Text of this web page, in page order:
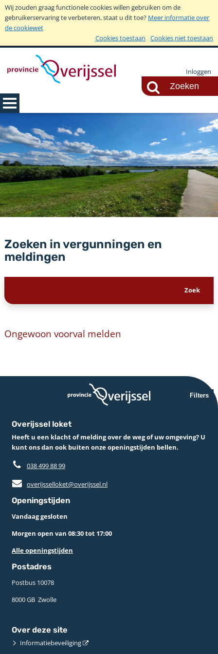
Wij zouden graag functionele cookies willen gebruiken om de
gebruikerservaring te verbeteren, staat u dit toe? Meer informatie over
de cookiewet
Cookies toestaan
Cookies niet toestaan
Inloggen
Zoeken in vergunningen en
meldingen
Ongewoon voorval melden
Filters
Overijssel loket
Heeft u een klacht of melding over de weg of uw omgeving? U
kunt ons dan ook buiten onze openingstijden bellen.
038 499 88 99
overijsselloket@overijssel.nl
Openingstijden
Vandaag gesloten
Morgen open van 08:30 tot 17:00
Alle openingstijden
Postadres
Postbus 10078 ­
8000 GB ­ Zwolle
Over deze site
Informatiebeveiliging